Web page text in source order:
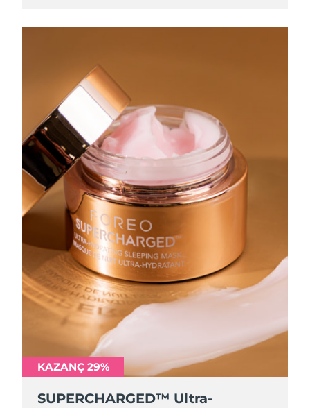
KAZANÇ 29%
SUPERCHARGED™ Ultra-